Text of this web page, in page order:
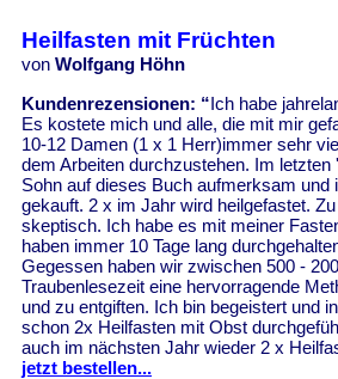
Heilfasten mit Früchten
von Wolfgang Höhn
Kundenrezensionen: “Ich habe
Es kostete mich und alle, die mit mir
10-12 Damen (1 x 1 Herr)immer sehr
dem Arbeiten durchzustehen. Im
Sohn auf dieses Buch aufmerksam und
gekauft. 2 x im Jahr wird heilgefastet.
skeptisch. Ich habe es mit meiner
haben immer 10 Tage lang
Gegessen haben wir zwischen 500 -
Traubenlesezeit eine hervorragende
und zu entgiften. Ich bin begeistert und
schon 2x Heilfasten mit Obst
auch im nächsten Jahr wieder 2 x
jetzt bestellen...